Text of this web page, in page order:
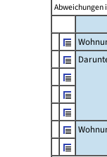
Abweichungen